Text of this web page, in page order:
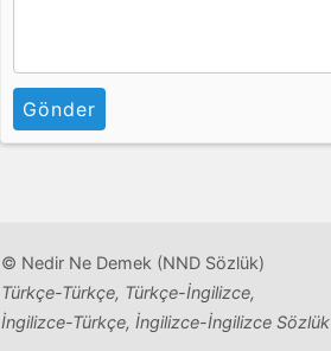
Gönder
© Nedir Ne Demek (NND Sözlük)
Türkçe-Türkçe, Türkçe-İngilizce,
İngilizce-Türkçe, İngilizce-İngilizce Sözlük